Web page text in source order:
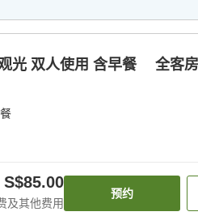
光 双人使用 含早餐 全客
S$85.00
及其他费用
预约